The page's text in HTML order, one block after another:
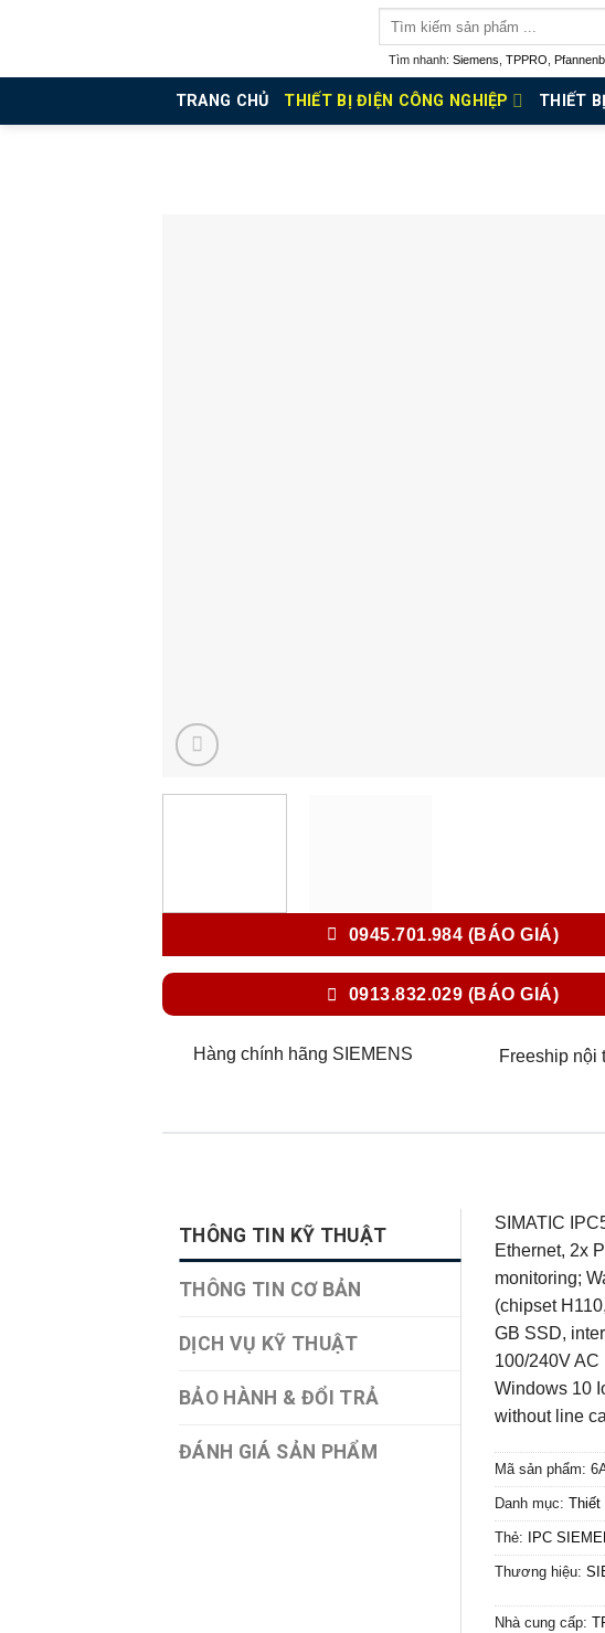
Tìm nhanh: Siemens TPPRO
TRANG CHỦ THIẾT BỊ ĐIỆN CÔNG NGHIỆP THIẾT
0945.701.984 (BÁO GIÁ)
0913.832.029 (BÁO GIÁ)
Hàng chính hãng SIEMENS Freeship nội
THÔNG TIN KỸ THUẬT
THÔNG TIN CƠ BẢN
DỊCH VỤ KỸ THUẬT
BẢO HÀNH & ĐỔI TRẢ
ĐÁNH GIÁ SẢN PHẨM
SIMATIC
Ethernet, 2x
monitoring;
(chipset
GB SSD,
100/240V
Windows 10
without line
Mã sản phẩm:
Danh mục: Thiết
Thẻ: IPC
Thương hiệu:
Nhà cung cấp: